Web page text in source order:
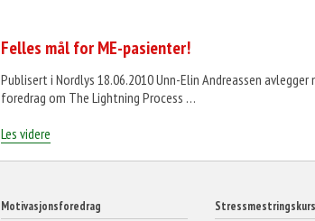
Felles mål for ME-pasienter!
Publisert i Nordlys 18.06.2010 Unn-Elin Andreassen
foredrag om The Lightning Process …
Les videre
pasienter!»
Motivasjonsforedrag
Stressmestringskurs